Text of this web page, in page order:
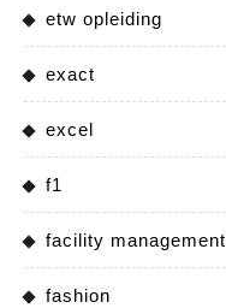
etw opleiding
exact
excel
f1
facility management
fashion